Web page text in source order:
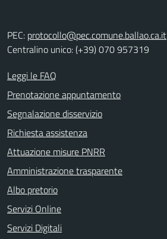
PEC: protocollo@pec.comune.ballao.ca.it
Centralino unico: (+39) 070 957319
Leggi le FAQ
Prenotazione appuntamento
Segnalazione disservizio
Richiesta assistenza
Attuazione misure PNRR
Amministrazione trasparente
Albo pretorio
Servizi Online
Servizi Digitali